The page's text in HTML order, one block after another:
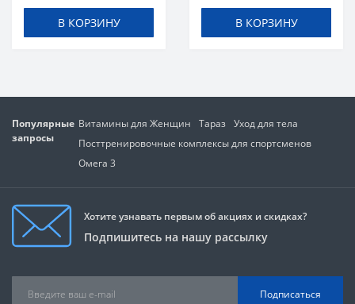
В КОРЗИНУ В КОРЗИНУ
Популярные
запросы
Витамины для Женщин Тараз Уход для тела
Посттренировочные комплексы для спортсменов
Омега 3
Хотите узнавать первым об акциях и скидках?
Подпишитесь на нашу рассылку
Подписаться